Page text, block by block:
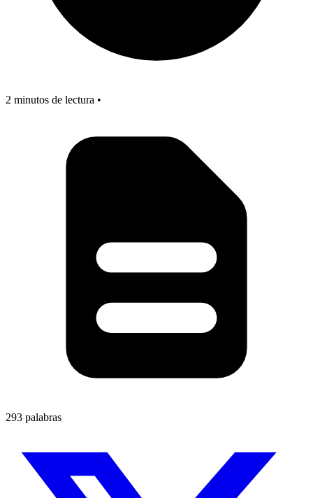
2 minutos de lectura •
293 palabras